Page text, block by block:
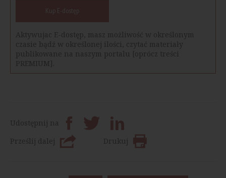
Kup E-dostęp
Aktywujac E-dostęp, masz możliwość w określonym
czasie bądź w określonej ilości, czytać materiały
publikowane na naszym portalu [oprócz treści
PREMIUM].
Udostępnij na
Prześlij dalej
Drukuj